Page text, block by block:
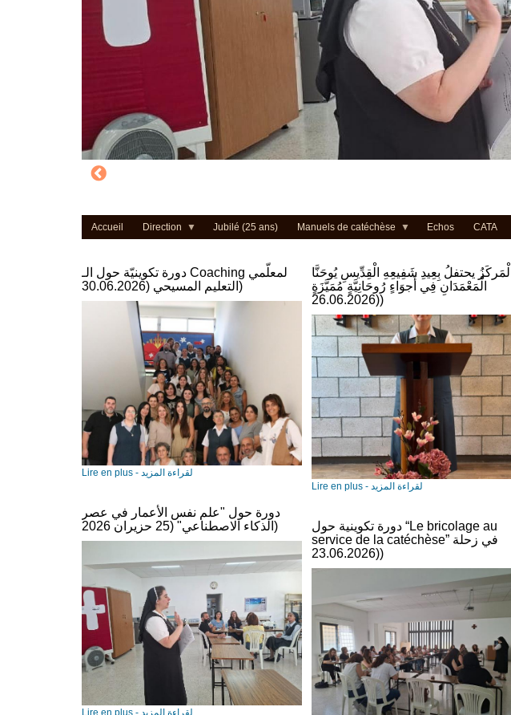
Accueil Direction Jubilé (25 ans) Manuels de catéchèse Echos CATA
دورة تكوينيّة حول الـ Coaching لمعلّمي
التعليم المسيحي (30.06.2026)
Lire en plus - لقراءة المزيد
دورة حول "علم نفس الأعمار في عصر
الذكاء الاصطناعي" (25 حزيران 2026)
الْمَركَزُ يحتفلُ بِعِيدِ شَفِيعِهِ الْقِدِّيسِ يُوحَنَّا
الْمَعْمَدَانِ فِي أَجوَاءٍ رُوحَانِيَّةٍ مُمَيَّزَةٍ
(26.06.2026)
Lire en plus - لقراءة المزيد
دورة تكوينية حول “Le bricolage au
service de la catéchèse” في زحلة
(23.06.2026)